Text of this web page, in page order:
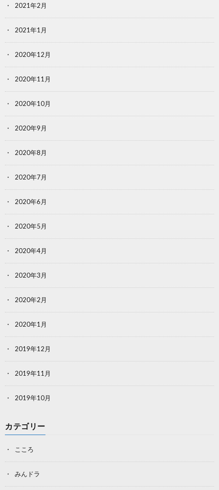
2021年2月
2021年1月
2020年12月
2020年11月
2020年10月
2020年9月
2020年8月
2020年7月
2020年6月
2020年5月
2020年4月
2020年3月
2020年2月
2020年1月
2019年12月
2019年11月
2019年10月
カテゴリー
こころ
みんドラ